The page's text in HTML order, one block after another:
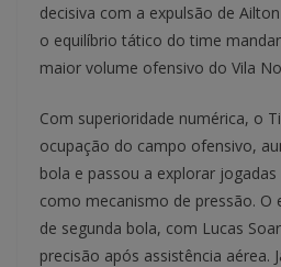
decisiva com a expulsão de
o equilíbrio tático do time
maior volume ofensivo do Vila
Com superioridade numérica, o
ocupação do campo ofensivo,
bola e passou a explorar
como mecanismo de pressão. O
de segunda bola, com Lucas
precisão após assistência aérea.